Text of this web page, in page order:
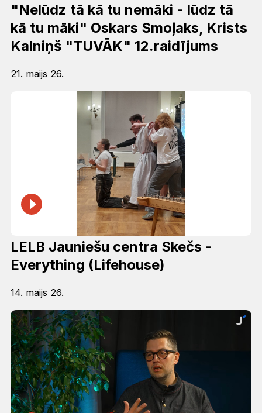
"Nelūdz tā kā tu nemāki - lūdz tā
kā tu māki" Oskars Smoļaks, Krists
Kalniņš "TUVĀK" 12.raidījums
21. maijs 26.
LELB Jauniešu centra Skečs -
Everything (Lifehouse)
14. maijs 26.